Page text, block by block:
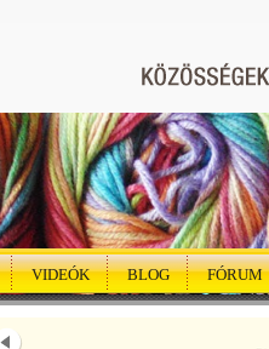
VIDEÓK BLOG FÓRUM